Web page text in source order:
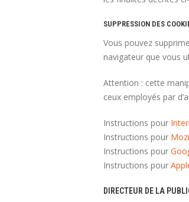
SUPPRESSION DES
Vous pouvez
navigateur que vous
Attention : cette
ceux employés par
Instructions pour
Instructions pour
Instructions pour
Instructions pour
DIRECTEUR DE LA